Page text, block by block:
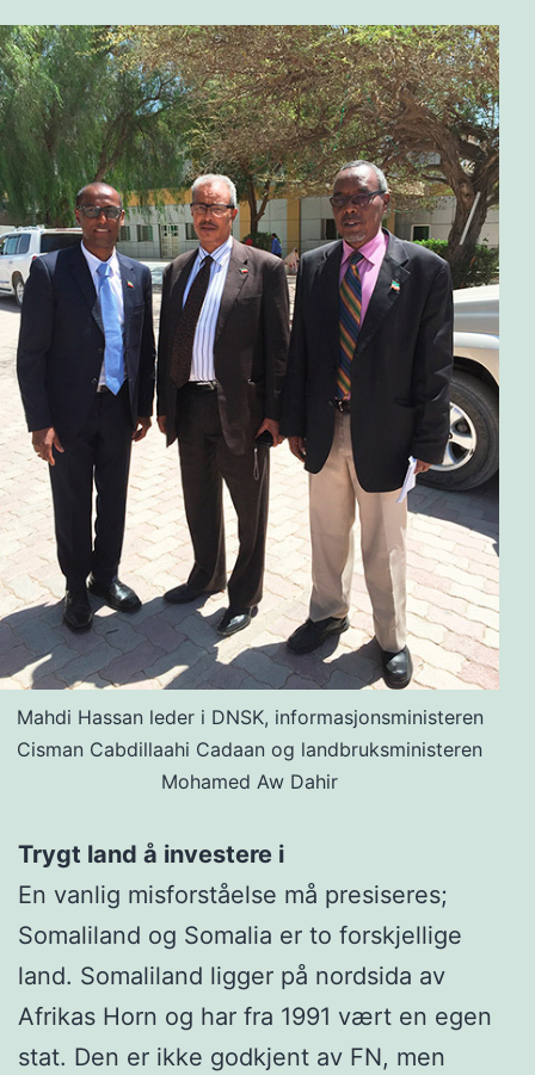
Mahdi Hassan leder i DNSK, informasjonsministeren
Cisman Cabdillaahi Cadaan og landbruksministeren
Mohamed Aw Dahir
Trygt land å investere i
En vanlig misforståelse må presiseres;
Somaliland og Somalia er to forskjellige
land. Somaliland ligger på nordsida av
Afrikas Horn og har fra 1991 vært en egen
stat. Den er ikke godkjent av FN, men